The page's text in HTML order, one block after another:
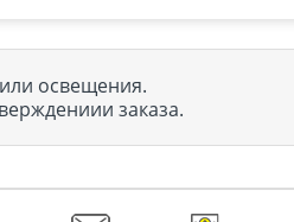
освещения.
заказа.